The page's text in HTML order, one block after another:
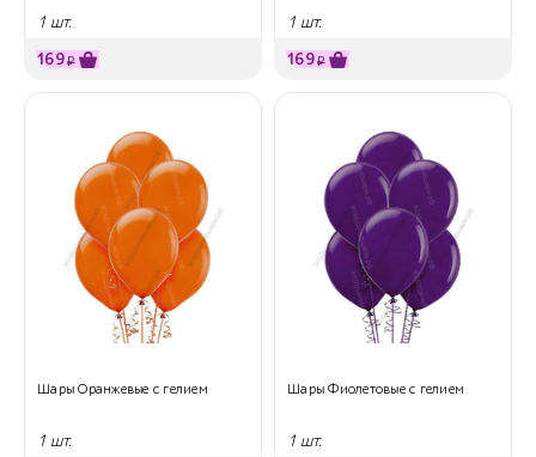
1 шт.
169₽
1 шт.
169₽
Шары Оранжевые с гелием
1 шт.
Шары Фиолетовые с гелием
1 шт.